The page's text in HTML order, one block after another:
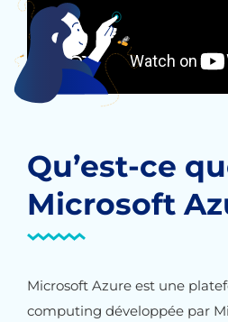
Qu’est-ce
Microsoft
Microsoft Azure est une
computing développée par